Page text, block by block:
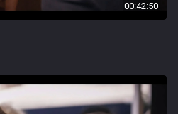
00:42:50